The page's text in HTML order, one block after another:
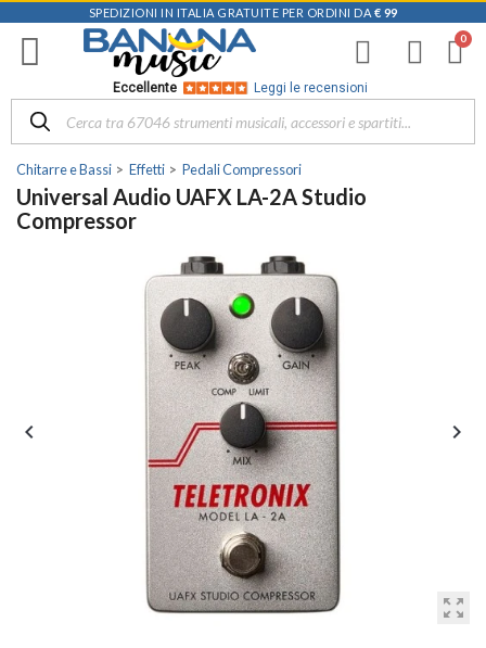
SPEDIZIONI IN ITALIA GRATUITE PER ORDINI DA € 99
Eccellente Leggi le recensioni
Chitarre e Bassi Effetti Pedali Compressori
Universal Audio UAFX LA-2A Studio
Compressor
zoom_out_map
 